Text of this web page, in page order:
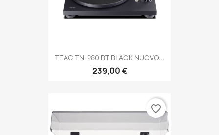
TEAC TN-280 BT BLACK NUOVO...
239,00 €
favorite_border